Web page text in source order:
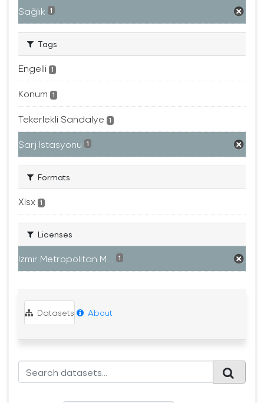
Sağlık 1
Tags
Engelli 1
Konum 1
Tekerlekli Sandalye 1
Şarj Istasyonu 1
Formats
Xlsx 1
Licenses
Izmir Metropolitan M... 1
Datasets About